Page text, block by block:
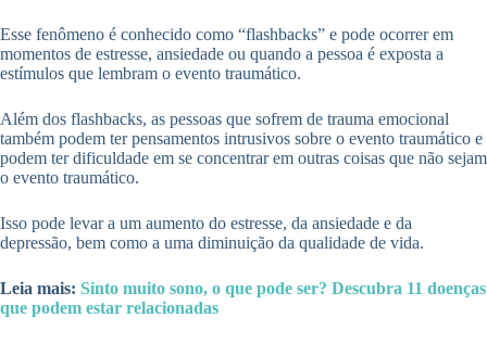
Esse fenômeno é conhecido como “flashbacks” e pode ocorrer em
momentos de estresse, ansiedade ou quando a pessoa é exposta a
estímulos que lembram o evento traumático.
Além dos flashbacks, as pessoas que sofrem de trauma emocional
também podem ter pensamentos intrusivos sobre o evento traumático e
podem ter dificuldade em se concentrar em outras coisas que não sejam
o evento traumático.
Isso pode levar a um aumento do estresse, da ansiedade e da
depressão, bem como a uma diminuição da qualidade de vida.
Leia mais: Sinto muito sono, o que pode ser? Descubra 11 doenças
que podem estar relacionadas